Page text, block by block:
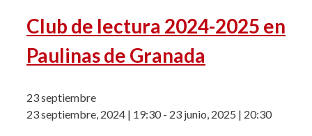
Club de lectura 2024-2025 en
Paulinas de Granada
23 septiembre
23 septiembre, 2024 | 19:30- 23 junio, 2025 | 20:30